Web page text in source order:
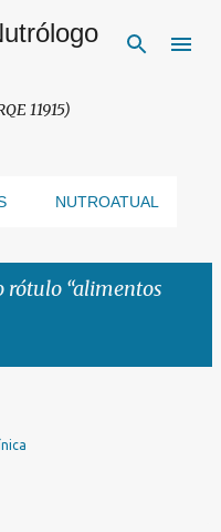
principal
11915)
NUTROATUAL
rótulo alimentos